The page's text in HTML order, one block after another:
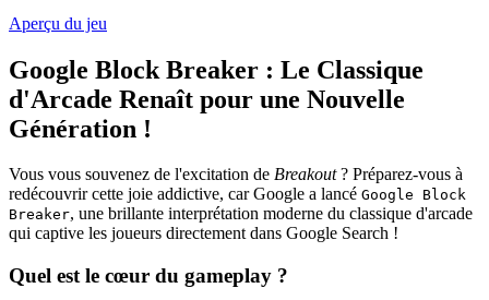
Aperçu du jeu
Google Block Breaker : Le Classique
d'Arcade Renaît pour une Nouvelle
Génération !
Vous vous souvenez de l'excitation de Breakout? Préparez-vous à
redécouvrir cette joie addictive, car Google a lancé Google Block
Breaker, une brillante interprétation moderne du classique d'arcade
qui captive les joueurs directement dans Google Search !
Quel est le cœur du gameplay ?